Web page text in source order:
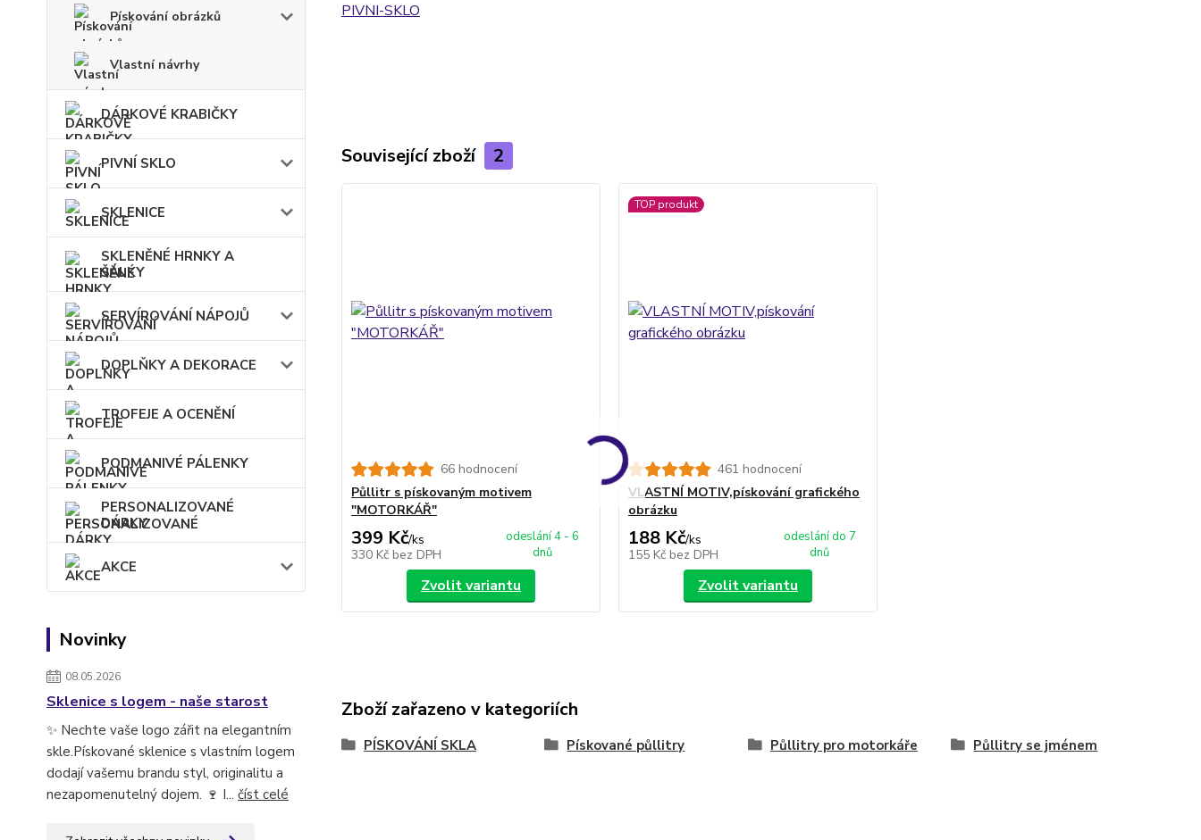
Pískování obrázků
Vlastní návrhy
DÁRKOVÉ KRABIČKY
PIVNÍ SKLO
SKLENICE
SKLENĚNÉ HRNKY A
ŠÁLKY
SERVÍROVÁNÍ NÁPOJŮ
DOPLŇKY A DEKORACE
TROFEJE A OCENĚNÍ
PODMANIVÉ PÁLENKY
PERSONALIZOVANÉ
DÁRKY
AKCE
Novinky
08.05.2026
Sklenice s logem - naše starost
✨ Nechte vaše logo zářit na elegantním
skle.Pískované sklenice s vlastním logem
dodají vašemu brandu styl, originalitu a
nezapomenutelný dojem. 🍷 I... číst celé
PIVNI-SKLO
Související zboží 2
66 hodnocení
Půllitr s pískovaným motivem
"MOTORKÁŘ"
399 Kč/ks
330 Kč bez DPH
odeslání 4 - 6
dnů
Zvolit variantu
TOP produkt
461 hodnocení
VLASTNÍ MOTIV,pískování grafického
obrázku
188 Kč/ks
155 Kč bez DPH
odeslání do 7
dnů
Zvolit variantu
Zboží zařazeno v kategoriích
PÍSKOVÁNÍ SKLA Pískované půllitry Půllitry pro motorkáře Půllitry se jménem